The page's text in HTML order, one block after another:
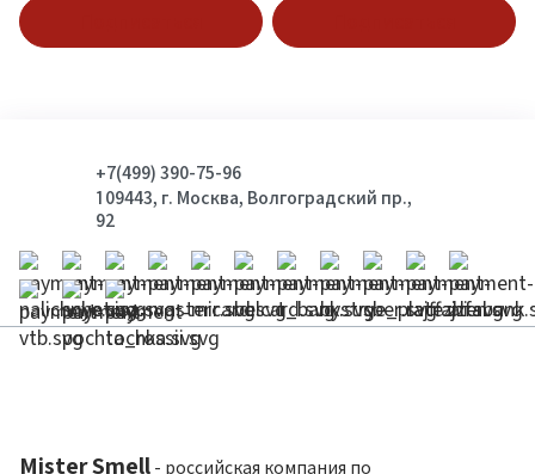
+7(499) 390-75-96
109443, г. Москва, Волгоградский пр.,
92
Mister Smell - российская компания по